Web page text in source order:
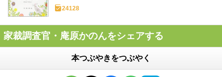
24128
家裁調査官・庵原かのんをシェアする
本つぶやきをつぶやく